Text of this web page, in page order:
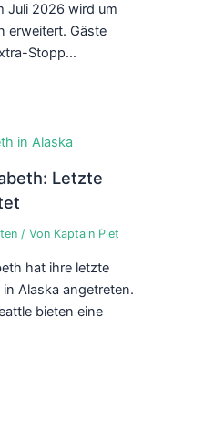
Juli 2026 wird um
erweitert. Gäste
Stopp…
Letzte
/ Von Kaptain Piet
hat ihre letzte
Alaska angetreten.
bieten eine